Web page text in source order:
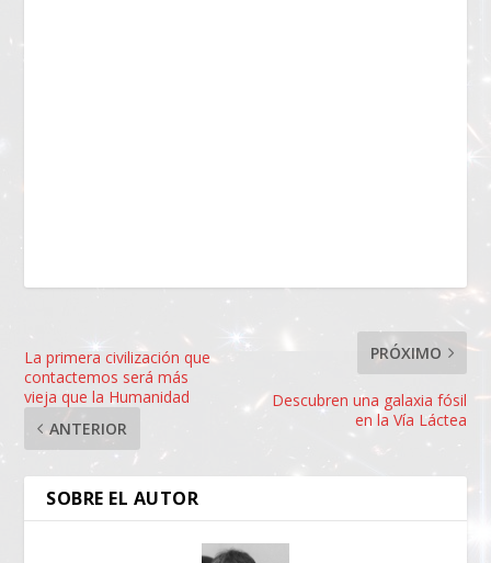
La primera civilización que
contactemos será más
vieja que la Humanidad
ANTERIOR
PRÓXIMO
Descubren una galaxia fósil
en la Vía Láctea
SOBRE EL AUTOR